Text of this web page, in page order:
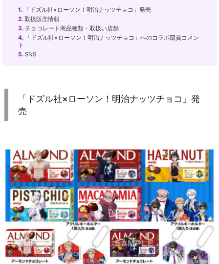
1. 「ドズル社×ローソン！明治ナッツチョコ」発売
2. 取扱販売情報
3. チョコレート商品種類・取扱い店舗
4. 「ドズル社×ローソン！明治ナッツチョコ」へのコラボ部員コメン
ト
5. SNS
「ドズル社×ローソン！明治ナッツチョコ」発
売